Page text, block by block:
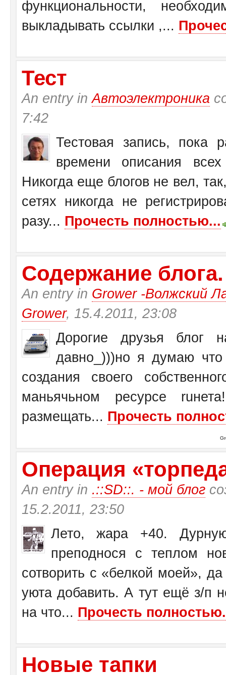
функциональности,
выкладывать ссылки ,...
Тест
An entry inАвтоэлектроника
7:42
Тестовая запись, пока
времени описания
Никогда еще блогов не вел,
сетях никогда не
разу... Прочесть полностью...
Содержание блога.
An entry in Grower -Волжский
Grower, 15.4.2011, 23:08
Дорогие друзья блог
давно_)))но я думаю
создания своего
маньячьном ресурсе
размещать... Прочесть
Операция
An entry in .::SD::. - мой блог
15.2.2011, 23:50
Лето, жара +40.
преподнося с теплом
сотворить с «белкой моей»,
уюта добавить. А тут ещё з/п
на что... Прочесть
Новые тапки